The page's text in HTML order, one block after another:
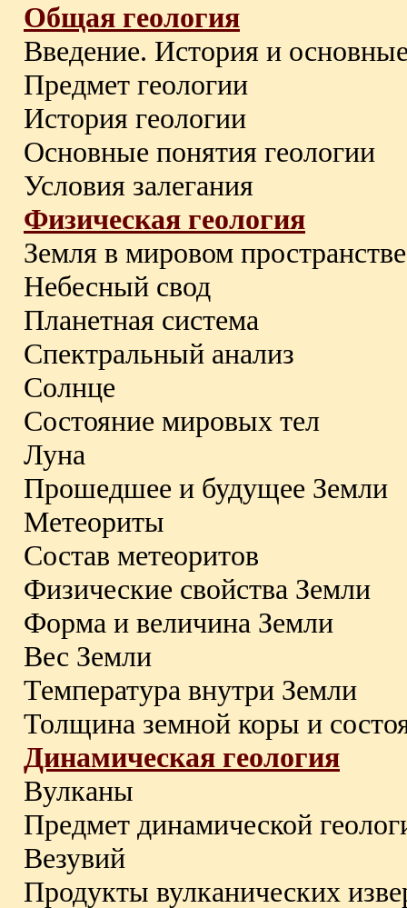
Общая геология
Введение. История и
Предмет геологии
История геологии
Основные понятия геологии
Условия залегания
Физическая геология
Земля в мировом пространстве
Небесный свод
Планетная система
Спектральный анализ
Солнце
Состояние мировых тел
Луна
Прошедшее и будущее Земли
Метеориты
Состав метеоритов
Физические свойства Земли
Форма и величина Земли
Вес Земли
Температура внутри Земли
Толщина земной коры и
Динамическая геология
Вулканы
Предмет динамической
Везувий
Продукты вулканических